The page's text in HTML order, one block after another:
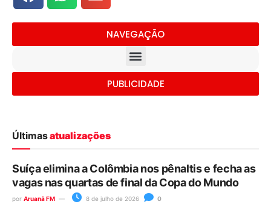
NAVEGAÇÃO
PUBLICIDADE
Últimasatualizações
Suíça elimina a Colômbia nos pênaltis e fecha as
vagas nas quartas de final da Copa do Mundo
por Aruanã FM 8 de julho de 2026 0